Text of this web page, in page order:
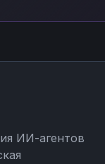
ИИ-агентов